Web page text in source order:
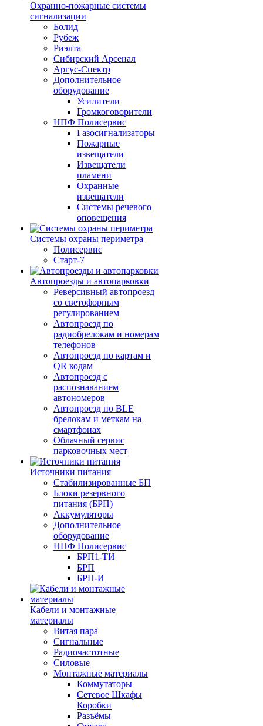
Охранно-пожарные системы
сигнализации
Болид
Рубеж
Риэлта
Сибирский Арсенал
Аргус-Спектр
Дополнительное
оборудование
Усилители
Громкоговорители
НПФ Полисервис
Газосигнализаторы
Пожарные
извещатели
Извещатели
пламени
Охранные
извещатели
Системы речевого
оповещения
Системы охраны периметра
Полисервис
Старт-7
Автопроезды и автопарковки
Реверсивный автопроезд
со светофорным
регулированием
Автопроезд по
радиобрелокам и номерам
телефонов
Автопроезд по картам и
QR кодам
Автопроезд с
распознаванием
автономеров
Автопроезд по BLE
брелокам и меткам на
смартфонах
Облачный сервис
парковочных мест
Источники питания
Стабилизированные БП
Блоки резервного
питания (БРП)
Аккумуляторы
Дополнительное
оборудование
НПФ Полисервис
БРП1-ТИ
БРП
БРП-И
Кабели и монтажные
материалы
Витая пара
Сигнальные
Радиочастотные
Силовые
Монтажные материалы
Коммутаторы
Сетевое Шкафы
Коробки
Разъёмы